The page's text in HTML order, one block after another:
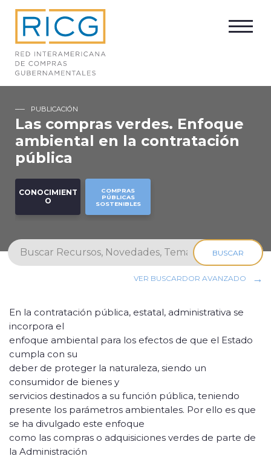
PUBLICACIÓN
Las compras verdes. Enfoque
ambiental en la contratación
pública
CONOCIMIENT
O
COMPRAS
PÚBLICAS
SOSTENIBLES
BUSCAR
VER BUSCARDOR AVANZADO
En la contratación pública, estatal, administrativa se
incorpora el
enfoque ambiental para los efectos de que el Estado
cumpla con su
deber de proteger la naturaleza, siendo un
consumidor de bienes y
servicios destinados a su función pública, teniendo
presente los parámetros ambientales. Por ello es que
se ha divulgado este enfoque
como las compras o adquisiciones verdes de parte de
la Administración